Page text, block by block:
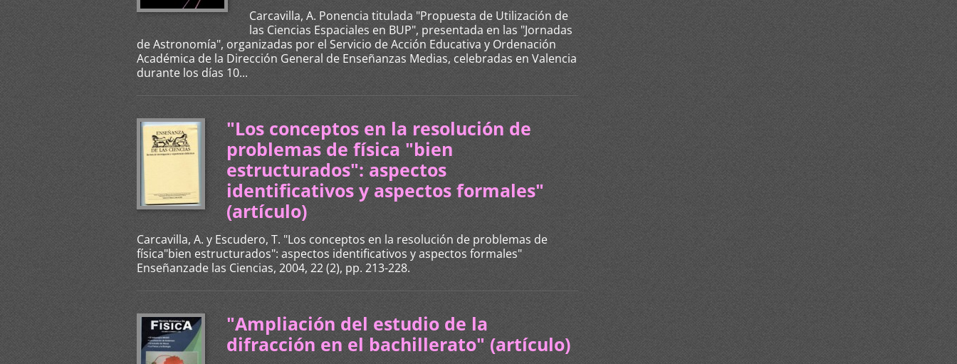
Carcavilla, A. Ponencia titulada "Propuesta de Utilización de
las Ciencias Espaciales en BUP", presentada en las "Jornadas
de Astronomía", organizadas por el Servicio de Acción Educativa y Ordenación
Académica de la Dirección General de Enseñanzas Medias, celebradas en Valencia
durante los días 10...
"Los conceptos en la resolución de
problemas de física "bien
estructurados": aspectos
identificativos y aspectos formales"
(artículo)
Carcavilla, A. y Escudero, T. "Los conceptos en la resolución de problemas de
física"bien estructurados": aspectos identificativos y aspectos formales"
Enseñanzade las Ciencias, 2004, 22 (2), pp. 213-228.
"Ampliación del estudio de la
difracción en el bachillerato" (artículo)